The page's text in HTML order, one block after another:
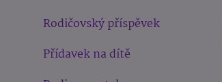
Rodičovský příspěvek
Přídavek na dítě